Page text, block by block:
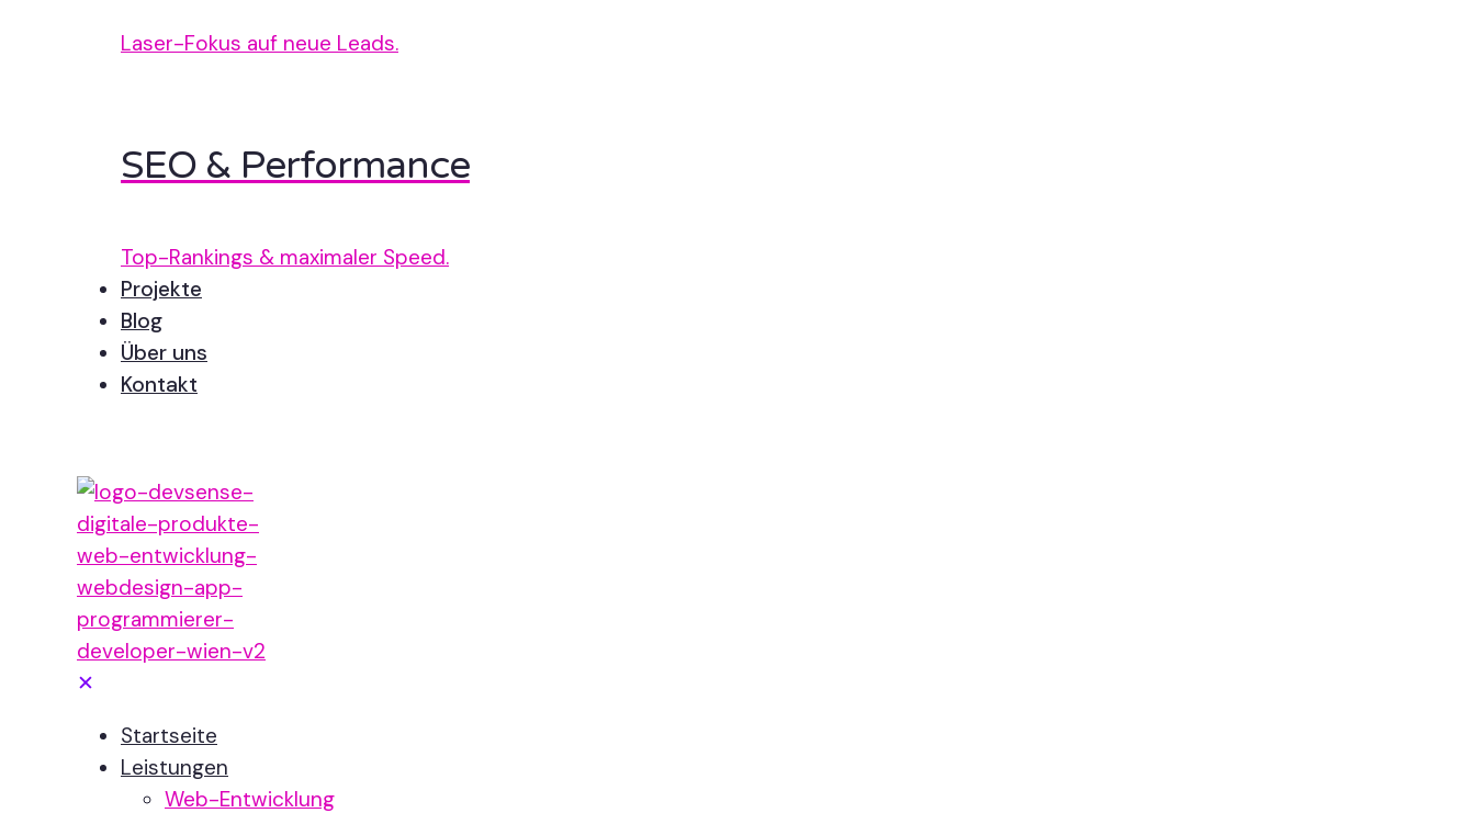
Laser-Fokus auf neue Leads.
SEO & Performance
Top-Rankings & maximaler Speed.
Projekte
Blog
Über uns
Kontakt
✕
Startseite
Leistungen
Web-Entwicklung